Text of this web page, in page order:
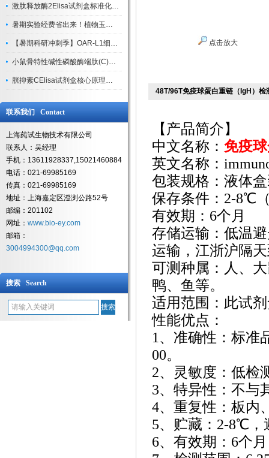
激肽释放酶2Elisa试剂盒标准化实验操作与质控体系解析
暑期实验经费省出来！植物玉米索核苷（ZR ）elisa酶联免疫试剂盒
【暑期科研冲刺季】OAR-L1细胞专用培养基特惠，助力实验高效突破
小鼠骨特性碱性磷酸酶端肽(C)elisa试剂盒大促，骨科研人速囤
胱抑素CElisa试剂盒核心原理、产品特性与全流程操作规范详解
联系我们 Contact
上海莼试生物技术有限公司
联系人：吴经理
手机：13611928337,15021460884
电话：021-69985169
传真：021-69985169
地址：上海嘉定区澄浏公路52号
邮编：201102
网址： www.bio-ey.com
邮箱：
3004994300@qq.com
搜索 Search
点击放大
48T/96T免疫球蛋白重链（IgH）检
【产品简介】
中文名称： 免疫
英文名称：
包装规格：液体
保存条件： 2-8℃
有效期： 6个月
存储运输：低温
运输，江浙沪隔
可测种属：人、
鸭、鱼等。
适用范围：此试
性能优点：
1、准确性：标准
00。
2、灵敏度：低检
3、特异性：不与
4、重复性：板内
5、贮藏：2-8℃，
6、有效期：6个月